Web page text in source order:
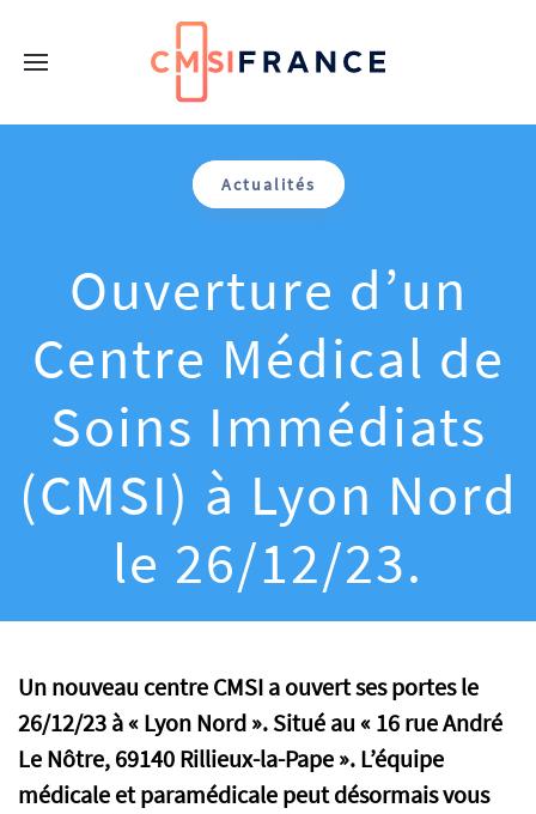
Actualités
Ouverture d’un
Centre Médical de
Soins Immédiats
(CMSI) à Lyon Nord
le 26/12/23.
Un nouveau centre CMSI a ouvert ses portes le
26/12/23 à « Lyon Nord ». Situé au « 16 rue André
Le Nôtre, 69140 Rillieux-la-Pape ». L’équipe
médicale et paramédicale peut désormais vous